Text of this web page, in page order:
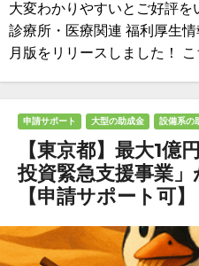
大変わかりやすいとご好評を
診療所・医療関連 福利厚生
月版をリリースしました！
申請サポート 大型の助成金 設備系の
【東京都】最大1
投資緊急支援事業
【申請サポート可】